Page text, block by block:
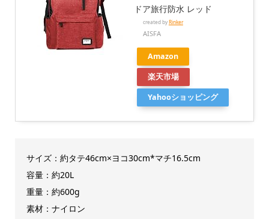
ドア旅行防水 レッド
created byRinker
AISFA
Amazon
楽天市場
Yahooショッピング
サイズ：約タテ46cm×ヨコ30cm*マチ16.5cm
容量：約20L
重量：約600g
素材：ナイロン